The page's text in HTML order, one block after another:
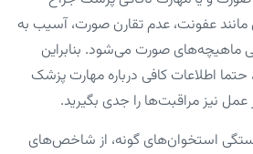
عفونت، عدم تقارن صورت، آسیب به
ماهیچه‌های صورت می‌شود. بنابراین
اطلاعات کافی درباره مهارت پزشک
نیز مراقبت‌ها را جدی بگیرید.
استخوان‌های گونه، از شاخص‌های